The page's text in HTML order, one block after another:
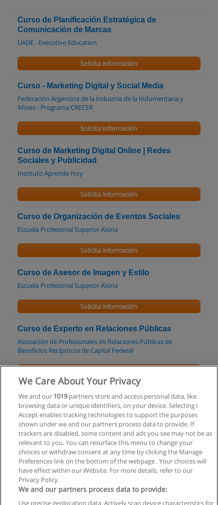
Curso de Planificación Estratégica de
Comunicación de Marcas
UADE - Executive Education
Solicita información
Curso - Marketing Digital y Social Media
Federación Argentina de la Industria de la Indumentaria y
Afines - Programa CRECER
Solicita información
Curso de Marketing Digital Online | Redes
Sociales y Publicidad
Instituto Aprende Hoy
Solicita información
Curso de Organización de Eventos Sociales
Escuela Profesional Superior Alsina
Solicita información
Curso de Asesor de Imagen y Estilo
Escuela Profesional Superior Alsina
Solicita información
Curso de Experto en Relaciones Públicas
Asociación de Profesionales de Relaciones Públicas de
Beneficios Recíprocos de Capital Federal
Tecnicatura Superior en Relaciones Públicas
ICEA Instituto de Ciencias y Estudios Aplicados
Solicita información
Privacidad de datos
We Care About Your Privacy
We and our 1019partners store and access personal data, like
browsing data or unique identifiers, on your device. Selecting I
Accept enables tracking technologies to support the purposes
shown under we and our partners process data to provide. If
trackers are disabled, some content and ads you see may not be as
relevant to you. You can resurface this menu to change your
choices or withdraw consent at any time by clicking the Manage
Preferences link on the bottom of the webpage . Your choices will
have effect within our Website. For more details, refer to our
Privacy Policy.
We and our partners process data to provide:
Use precise geolocation data. Actively scan device characteristics for